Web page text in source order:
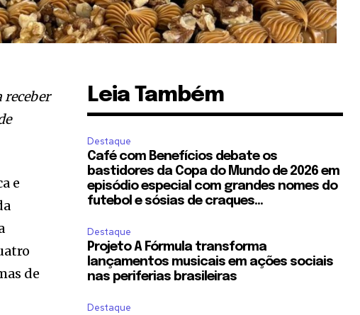
receber
e
de
Leia Também
Destaque
Café com Benefícios debate os
bastidores da Copa do Mundo de 2026 em
episódio especial com grandes nomes do
futebol e sósias de craques...
Destaque
Projeto A Fórmula transforma
lançamentos musicais em ações sociais
nas periferias brasileiras
Destaque